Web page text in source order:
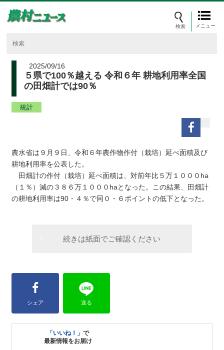
メニュー
2025/09/16
５県で100％越える 令和６年 耕地利用率全国
の田畑計では90％
統計
農水省は９月９日、令和６年農作物作付（栽培）延べ面積及び
耕地利用率を公表した。
田畑計の作付（栽培）延べ面積は、対前年比５万１０００ha
（１％）減の３８６万１０００haとなった。この結果、田畑計
の耕地利用率は90・４％で同０・６ポイントの低下となった。
続きは紙面でご確認ください
シェア 送る
「いいね！」で
最新情報をお届け